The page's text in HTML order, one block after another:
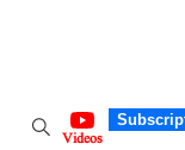
Videos